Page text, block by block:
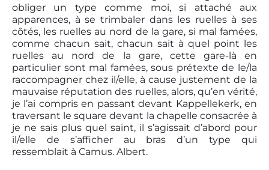
obliger un type comme moi, si attaché aux
apparences, à se trimbaler dans les ruelles à ses
côtés, les ruelles au nord de la gare, si mal famées,
comme chacun sait, chacun sait à quel point les
ruelles au nord de la gare, cette gare-là en
particulier sont mal famées, sous prétexte de le/la
raccompagner chez il/elle, à cause justement de la
mauvaise réputation des ruelles, alors, qu’en vérité,
je l’ai compris en passant devant Kappellekerk, en
traversant le square devant la chapelle consacrée à
je ne sais plus quel saint, il s’agissait d’abord pour
il/elle de s’afficher au bras d’un type qui
ressemblait à Camus. Albert.